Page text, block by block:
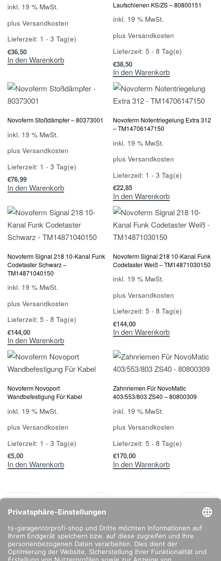
inkl. 19 % MwSt.
plus Versandkosten
Lieferzeit: 1 - 3 Tag(e)
€36,50
In den Warenkorb
Laufschienen KS/ZS – 80800151
inkl. 19 % MwSt.
plus Versandkosten
Lieferzeit: 5 - 8 Tag(e)
€38,50
In den Warenkorb
Novoferm Stoßdämpfer – 80373001
inkl. 19 % MwSt.
plus Versandkosten
Lieferzeit: 1 - 3 Tag(e)
€76,99
In den Warenkorb
Novoferm Notentriegelung Extra 312
– TM14706147150
inkl. 19 % MwSt.
plus Versandkosten
Lieferzeit: 1 - 3 Tag(e)
€22,85
In den Warenkorb
Novoferm Signal 218 10-Kanal Funk
Codetaster Schwarz –
TM14871040150
inkl. 19 % MwSt.
plus Versandkosten
Lieferzeit: 5 - 8 Tag(e)
€144,00
In den Warenkorb
Novoferm Signal 218 10-Kanal Funk
Codetaster Weiß – TM14871030150
inkl. 19 % MwSt.
plus Versandkosten
Lieferzeit: 5 - 8 Tag(e)
€144,00
In den Warenkorb
Novoferm Novoport
Wandbefestigung Für Kabel
inkl. 19 % MwSt.
plus Versandkosten
Lieferzeit: 1 - 3 Tag(e)
€5,00
In den Warenkorb
Zahnriemen Für NovoMatic
403/553/803 ZS40 – 80800309
inkl. 19 % MwSt.
plus Versandkosten
Lieferzeit: 5 - 8 Tag(e)
€170,00
In den Warenkorb
1 2 3 4 5 6
info@ts-garagentorprofi.de